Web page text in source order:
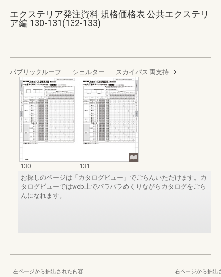
エクステリア発注資料 規格価格表 公共エクステリ
ア編 130-131(132-133)
パブリックルーフ シェルター スカイパス 両支持
130
131
お探しのページは「カタログビュー」でごらんいただけます。カ
タログビューではweb上でパラパラめくりながらカタログをごら
んになれます。
左ページから抽出された内容
右ページから抽出